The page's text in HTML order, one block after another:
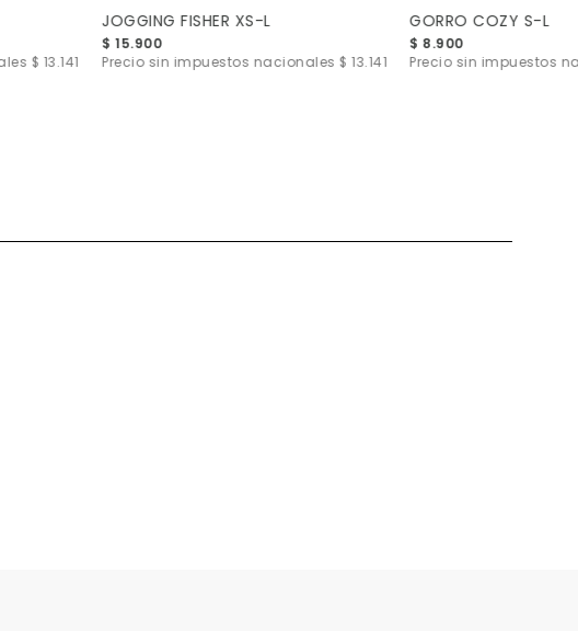
$ 13.141
JOGGING FISHER XS-L
$ 15.900
Precio sin impuestos nacionales $ 13.141
GORRO COZY S-L
$ 8.900
Precio sin impuestos